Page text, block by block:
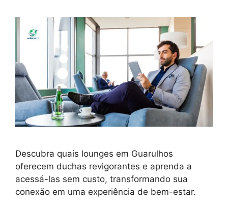
Descubra quais lounges em Guarulhos
oferecem duchas revigorantes e aprenda a
acessá-las sem custo, transformando sua
conexão em uma experiência de bem-estar.